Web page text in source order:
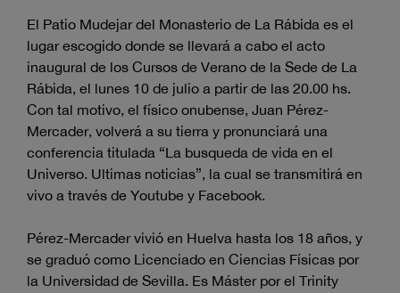
El Patio Mudejar del Monasterio de La Rábida es el
lugar escogido donde se llevará a cabo el acto
inaugural de los Cursos de Verano de la Sede de La
Rábida, el lunes 10 de julio a partir de las 20.00 hs.
Con tal motivo, el físico onubense, Juan Pérez-
Mercader, volverá a su tierra y pronunciará una
conferencia titulada “La busqueda de vida en el
Universo. Ultimas noticias”, la cual se transmitirá en
vivo a través de Youtube y Facebook.
Pérez-Mercader vivió en Huelva hasta los 18 años, y
se graduó como Licenciado en Ciencias Físicas por
la Universidad de Sevilla. Es Máster por el Trinity